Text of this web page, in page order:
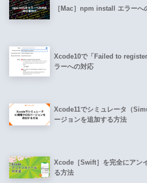
［Mac］npm install エラーへ
Xcode10で「Failed to
ラーへの対応
Xcode11でシミュレータ（
ージョンを追加する方法
Xcode［Swift］を完全にアン
る方法